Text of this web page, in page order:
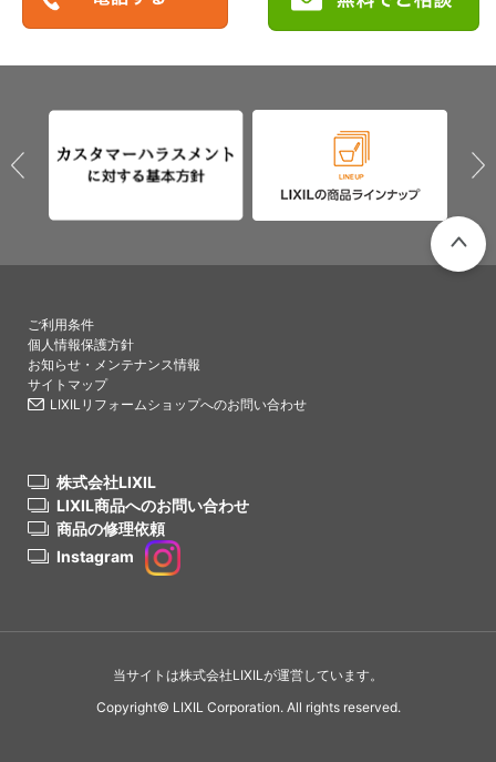
ご利用条件
個人情報保護方針
お知らせ・メンテナンス情報
サイトマップ
LIXILリフォームショップへのお問い合わせ
株式会社LIXIL
LIXIL商品へのお問い合わせ
商品の修理依頼
Instagram
当サイトは株式会社LIXILが運営しています。
Copyright© LIXIL Corporation. All rights reserved.